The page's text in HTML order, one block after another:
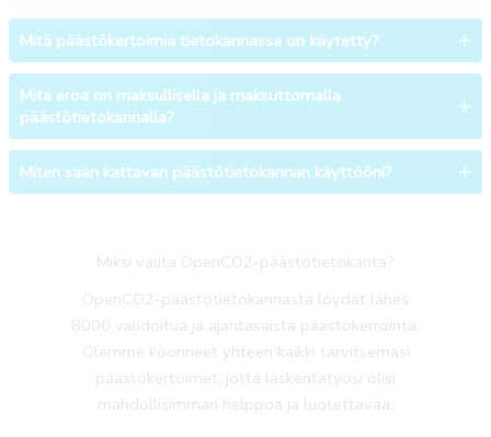
Mitä päästökertoimia tietokannassa on käytetty?
Mitä eroa on maksullisella ja maksuttomalla
päästötietokannalla?
Miten saan kattavan päästötietokannan käyttööni?
Miksi valita OpenCO2-päästötietokanta?
OpenCO2-päästötietokannasta löydät lähes
8000 validoitua ja ajantasaista päästökerrointa.
Olemme koonneet yhteen kaikki tarvitsemasi
päästökertoimet, jotta laskentatyösi olisi
mahdollisimman helppoa ja luotettavaa.